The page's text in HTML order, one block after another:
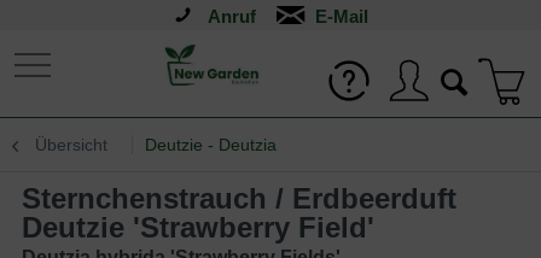
Anruf
Übersicht Deutzie - Deutzia
Sternchenstrauch / Erdbeerduft
Deutzie 'Strawberry Field'